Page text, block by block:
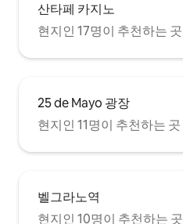
산타페 카지노
현지인 17명이 추천하는 곳
25 de Mayo 광장
현지인 11명이 추천하는 곳
벨그라노역
현지인 10명이 추천하는 곳